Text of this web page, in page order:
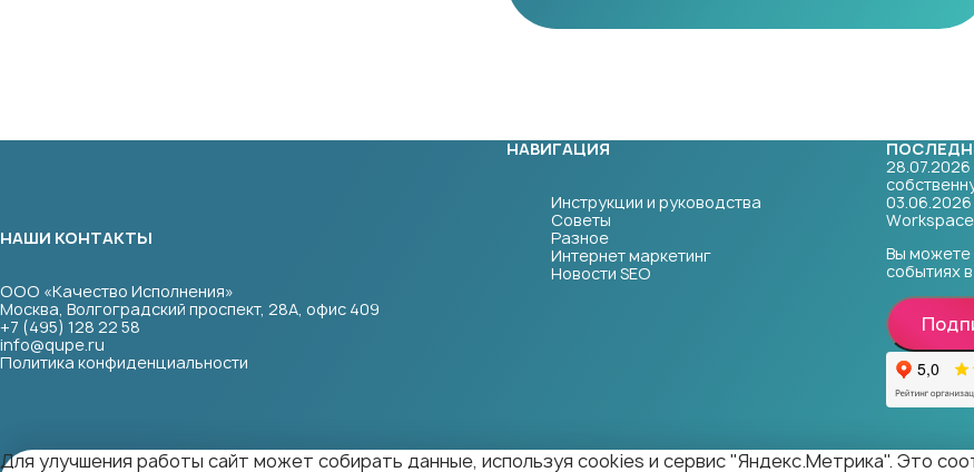
НАШИ КОНТАКТЫ
ООО «Качество Исполнения»
Москва, Волгоградский проспект, 28А, офис 409
+7 (495) 128 22 58
info@qupe.ru
Политика конфиденциальности
НАВИГАЦИЯ
Инструкции и руководства
Советы
Разное
Интернет маркетинг
Новости SEO
28.07.2026
Вы можете
событиях
Для улучшения работы сайт может собирать данные, используя cookies и сервис "Яндекс.Метрика". Это